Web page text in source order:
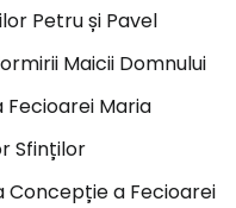
Petru și Pavel
Maicii Domnului
Maria
Sfinților
a Fecioarei